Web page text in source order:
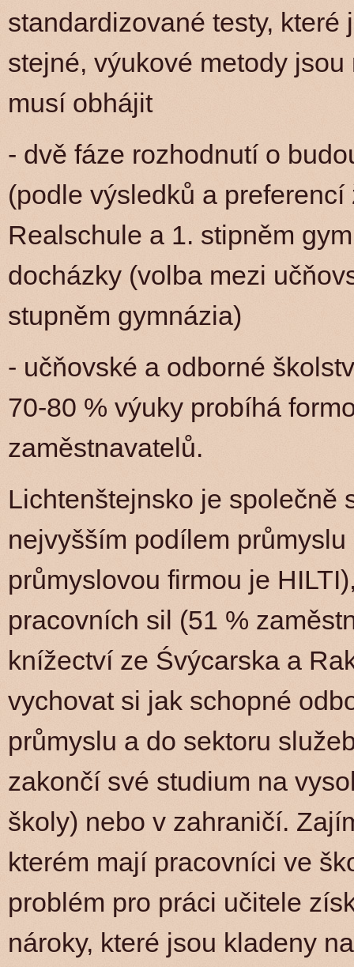
standardizované testy,
stejné, výukové metody
musí obhájit
- dvě fáze rozhodnutí o
(podle výsledků a
Realschule a 1. stipněm
docházky (volba mezi
stupněm gymnázia)
- učňovské a odborné
70-80 % výuky probíhá
zaměstnavatelů.
Lichtenštejnsko je společně
nejvyšším podílem
průmyslovou firmou je
pracovních sil (51 %
knížectví ze Śvýcarska a
vychovat si jak schopné
průmyslu a do sektoru
zakončí své studium na
školy) nebo v zahraničí.
kterém mají pracovníci ve
problém pro práci učitele
nároky, které jsou kladeny